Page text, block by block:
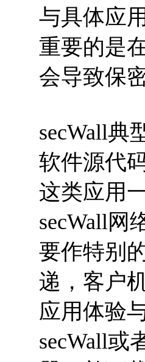
与具体应
重要的是
会导致保
secWall典
软件源代
这类应用
secWall网
要作特别
递，客户
应用体验
secWall或